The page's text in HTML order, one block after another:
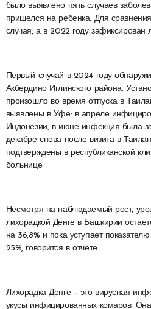
было выявлено пять случаев
пришелся на ребенка. Для
случая, а в 2022 году зафиксирован
Первый случай в 2024 году
Акбердино Иглинского района.
произошло во время отпуска в
выявлены в Уфе: в апреле
Индонезии, в июне инфекция была
декабре снова после визита в
подтверждены в республиканской
больнице.
Несмотря на наблюдаемый рост,
лихорадкой Денге в Башкирии
на 36,8% и пока уступает
25%, говорится в отчете.
Лихорадка Денге – это вирусная
укусы инфицированных комаров.